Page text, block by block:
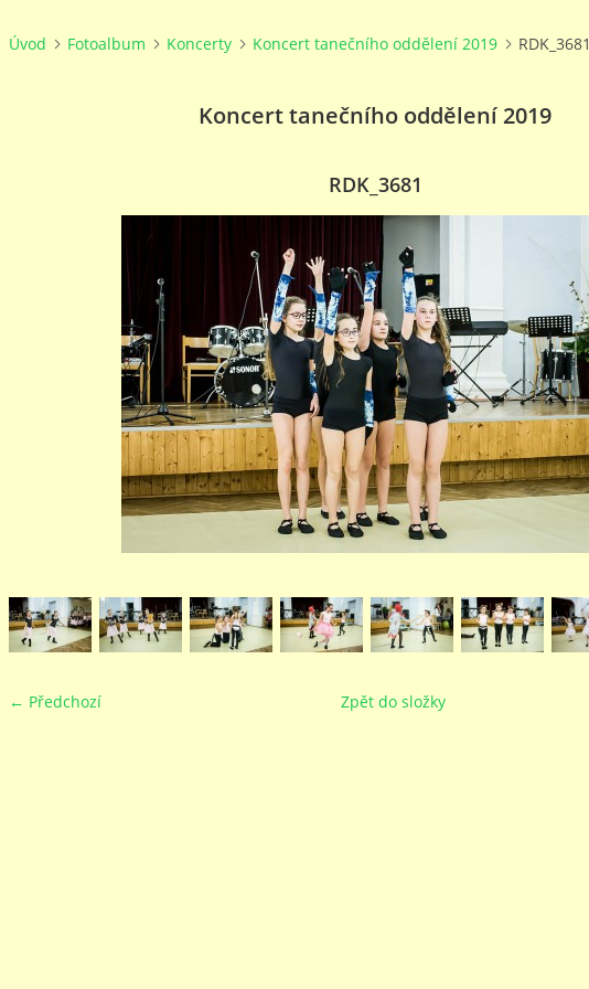
Úvod Fotoalbum Koncerty Koncert tanečního oddělení 2019 RDK_3681
Koncert tanečního oddělení 2019
RDK_3681
← Předchozí Zpět do složky